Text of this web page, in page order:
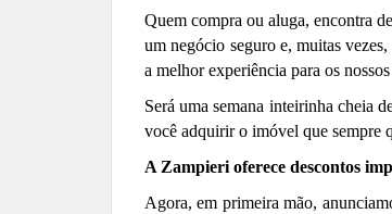
Quem compra ou aluga, encontra
um negócio seguro e, muitas
a melhor experiência para os
Será uma semana inteirinha cheia
você adquirir o imóvel que sempre
A Zampieri oferece descontos
Agora, em primeira mão,